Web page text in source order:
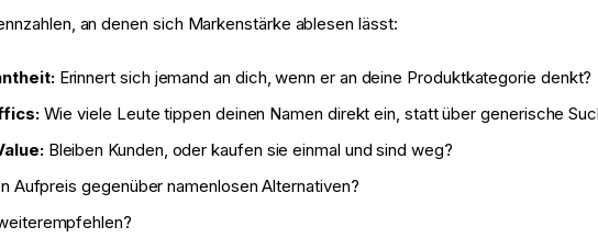
an denen sich Markenstärke ablesen lässt:
Erinnert sich jemand an dich, wenn er an deine Produktkategorie denkt?
Wie viele Leute tippen deinen Namen direkt ein, statt über generische
Bleiben Kunden, oder kaufen sie einmal und sind weg?
Aufpreis gegenüber namenlosen Alternativen?